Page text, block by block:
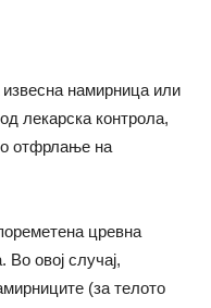
намирница или
лекарска контрола,
отфрлање на
цревна
овој случај,
(за телото